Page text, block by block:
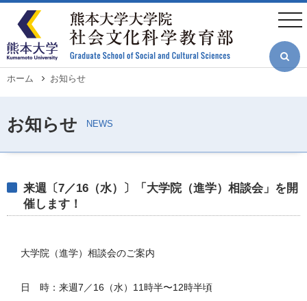
メ
ン
テ
ン
にパ
ホーム お知らせ
来週〔7／16（水）〕「大学院（進学）相談会」を開
催します！
大学院（進学）相談会のご案内
日 時：来週7／16（水）11時半〜12時半頃